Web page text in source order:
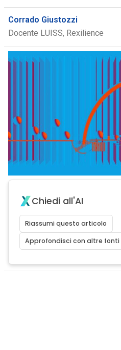
Corrado Giustozzi
Docente LUISS, Rexilience
Chiedi all'AI
Riassumi questo articolo
Approfondisci con altre fonti